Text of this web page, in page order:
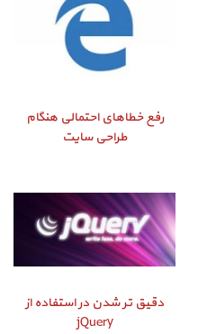
رفع خطاهای احتمالی هنگام
طراحی سایت
دقیق‌ تر شدن در استفاده از
jQuery